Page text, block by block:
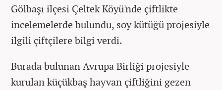
Gölbaşı ilçesi Çeltek Köyü'nde çiftlikte
incelemelerde bulundu, soy kütüğü projesiyle
ilgili çiftçilere bilgi verdi.
Burada bulunan Avrupa Birliği projesiyle
kurulan küçükbaş hayvan çiftliğini gezen